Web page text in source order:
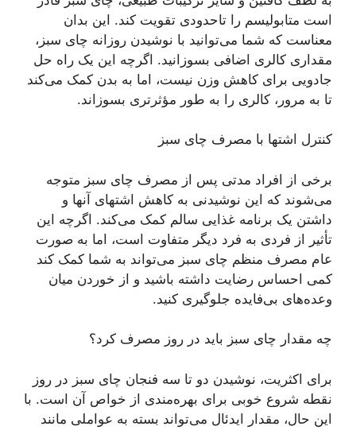
است متابولیسم را تاحدودی تقویت کند. این بدان
معناست که شما می‌توانید با نوشیدن روزانه چای سبز،
مقداری کالری اضافی بسوزانید. اگرچه این یک راه حل
جادویی برای کاهش وزن نیست، اما به بدن کمک می‌کند
تا به مرور، کالری را به طور مؤثرتری بسوزاند.
کنترل اشتها با مصرف چای سبز
برخی از افراد مدتی پس از مصرف چای سبز متوجه
می‌شوند که این نوشیدنی به کاهش اشتهای آنها و
داشتن یک برنامه غذایی سالم کمک می‌کند. اگرچه این
تأثیر از فردی به فرد دیگر متفاوت است، اما به صورت
عام مصرف منظم چای سبز می‌تواند به شما کمک کند
کمی احساس رضایت داشته باشید و از خوردن میان
وعده‌های بی‌فایده جلوگیری کنید.
چه مقدار چای سبز باید در روز مصرف کرد؟
برای اکثریت، نوشیدن دو تا سه فنجان چای سبز در روز
نقطه شروع خوبی برای بهره‌مندی از خواص آن است. با
این حال، مقدار ایدئال می‌تواند بسته به عواملی مانند